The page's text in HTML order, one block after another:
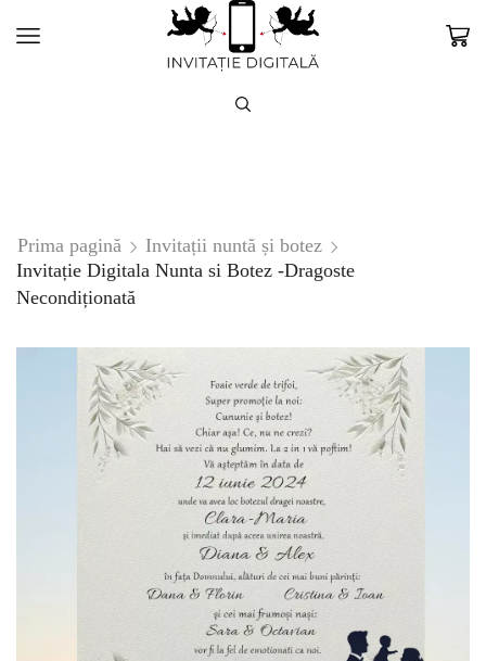
Prima pagină
Invitații nuntă și botez
Invitație Digitala Nunta si Botez -Dragoste
Necondiționată